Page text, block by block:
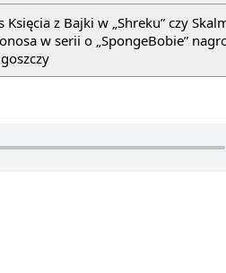
Księcia z Bajki w „Shreku” czy
w serii o „SpongeBobie”